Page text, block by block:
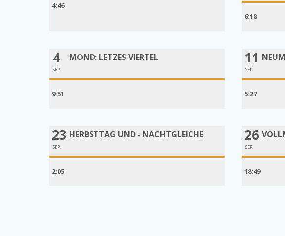
4:46
6:18
4
SEP.
MOND: LETZES VIERTEL
9:51
11
SEP.
5:27
23
SEP.
HERBSTTAG UND - NACHTGLEICHE
2:05
26
SEP.
18:49